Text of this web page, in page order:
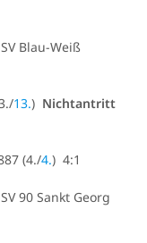
Blau-Weiß
13.) Nichtantritt
(4./4.) 4:1
90 Sankt Georg